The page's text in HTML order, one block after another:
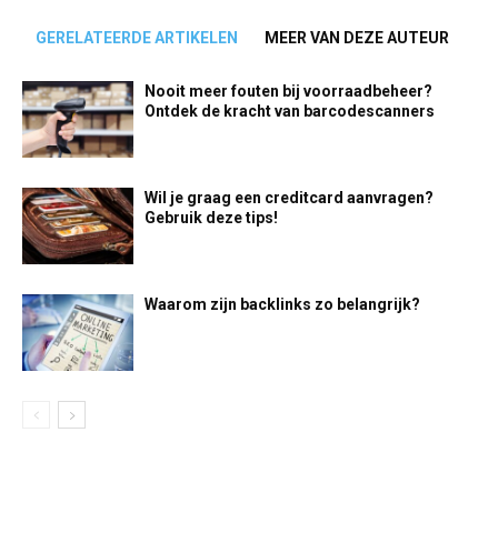
GERELATEERDE ARTIKELEN MEER VAN DEZE AUTEUR
Nooit meer fouten bij voorraadbeheer?
Ontdek de kracht van barcodescanners
Wil je graag een creditcard aanvragen?
Gebruik deze tips!
Waarom zijn backlinks zo belangrijk?